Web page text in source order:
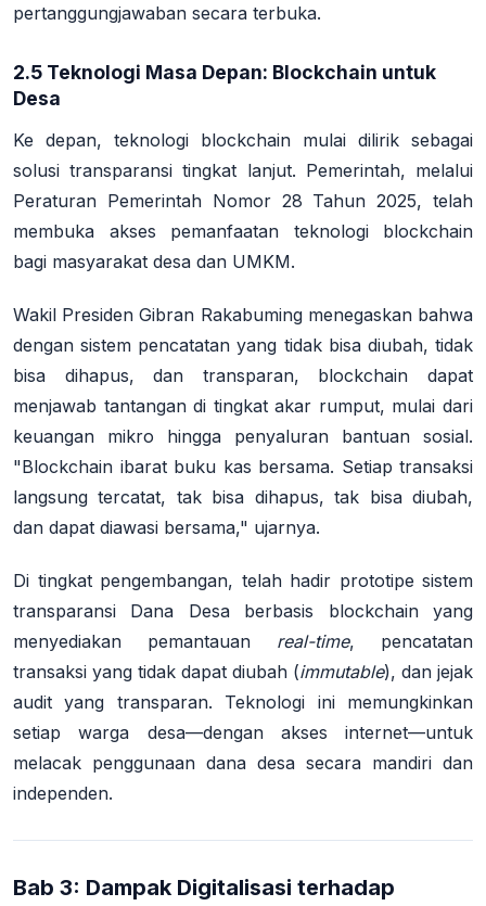
pertanggungjawaban secara terbuka.
2.5 Teknologi Masa Depan: Blockchain untuk
Desa
Ke depan, teknologi blockchain mulai dilirik sebagai
solusi transparansi tingkat lanjut. Pemerintah, melalui
Peraturan Pemerintah Nomor 28 Tahun 2025, telah
membuka akses pemanfaatan teknologi blockchain
bagi masyarakat desa dan UMKM.
Wakil Presiden Gibran Rakabuming menegaskan bahwa
dengan sistem pencatatan yang tidak bisa diubah, tidak
bisa dihapus, dan transparan, blockchain dapat
menjawab tantangan di tingkat akar rumput, mulai dari
keuangan mikro hingga penyaluran bantuan sosial.
"Blockchain ibarat buku kas bersama. Setiap transaksi
langsung tercatat, tak bisa dihapus, tak bisa diubah,
dan dapat diawasi bersama," ujarnya.
Di tingkat pengembangan, telah hadir prototipe sistem
transparansi Dana Desa berbasis blockchain yang
menyediakan pemantauan real-time, pencatatan
transaksi yang tidak dapat diubah (immutable), dan jejak
audit yang transparan. Teknologi ini memungkinkan
setiap warga desa—dengan akses internet—untuk
melacak penggunaan dana desa secara mandiri dan
independen.
Bab 3: Dampak Digitalisasi terhadap